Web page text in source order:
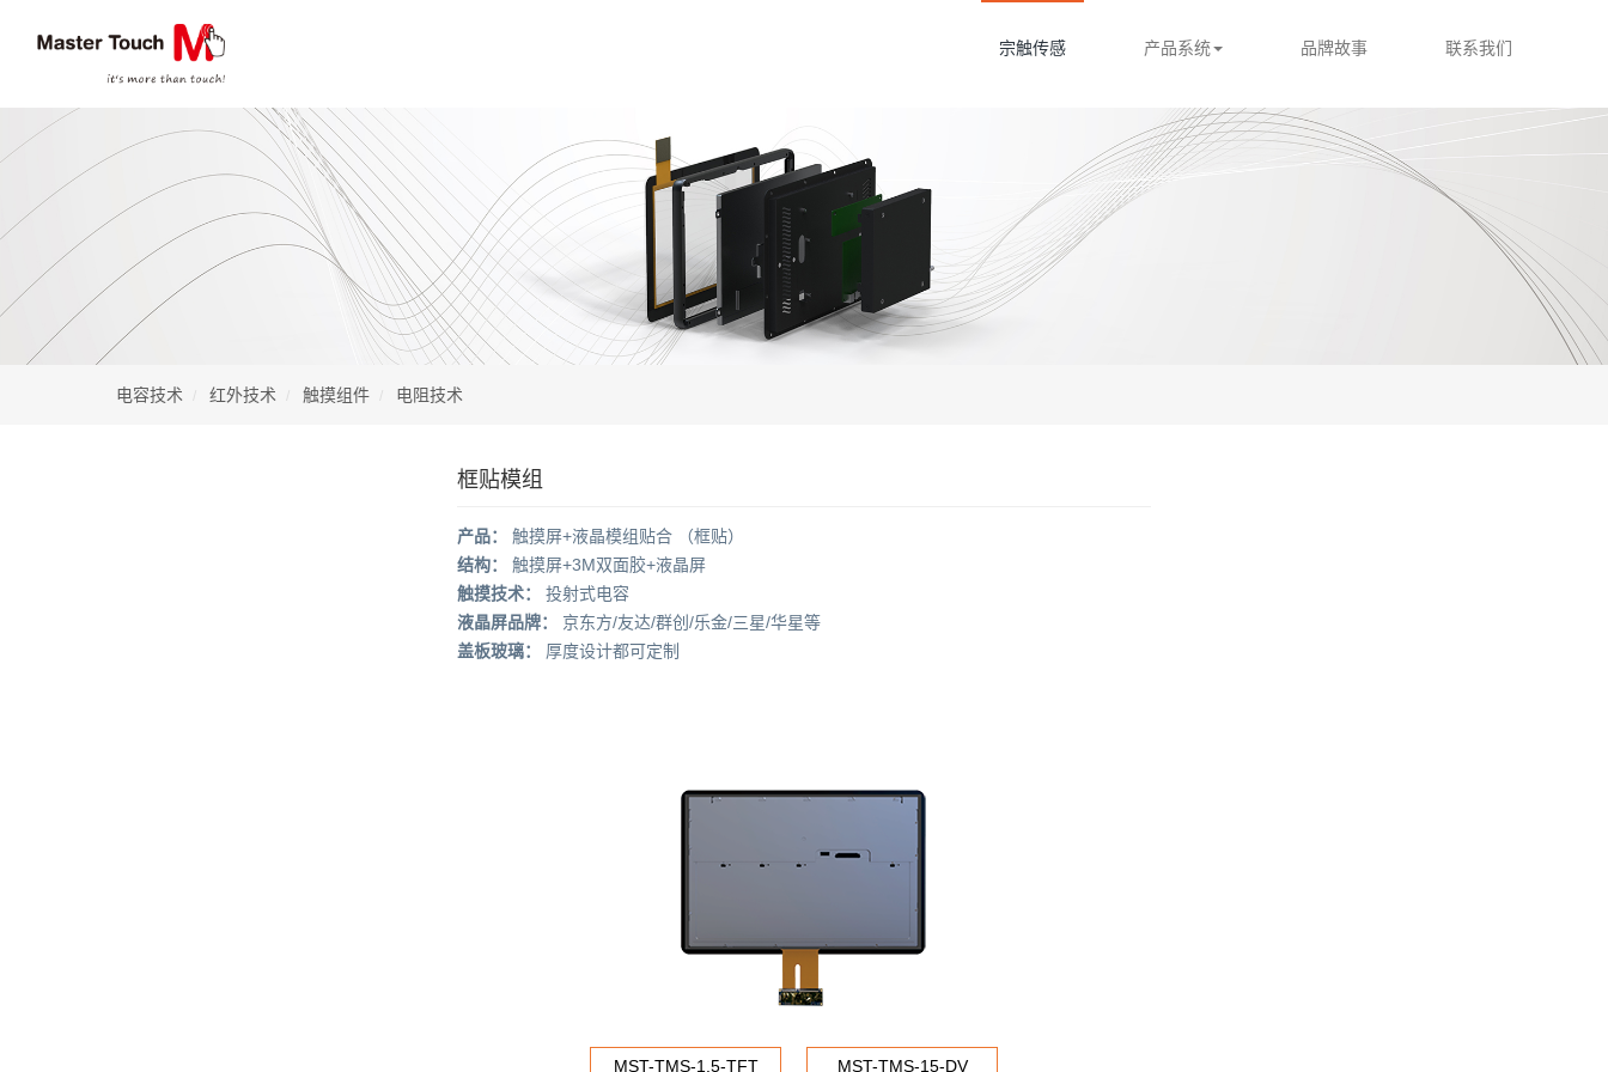
宗触传感 产品系统 品牌故事 联系我们
电容技术 红外技术 触摸组件 电阻技术
框贴模组
产品：
触摸屏+液晶模组贴合 （框贴）
结构：
触摸屏+3M双面胶+液晶屏
触摸技术：
投射式电容
液晶屏品牌：
京东方/友达/群创/乐金/三星/华星等
盖板玻璃：
厚度设计都可定制
MST-TMS-1.5-TFT MST-TMS-15-DV